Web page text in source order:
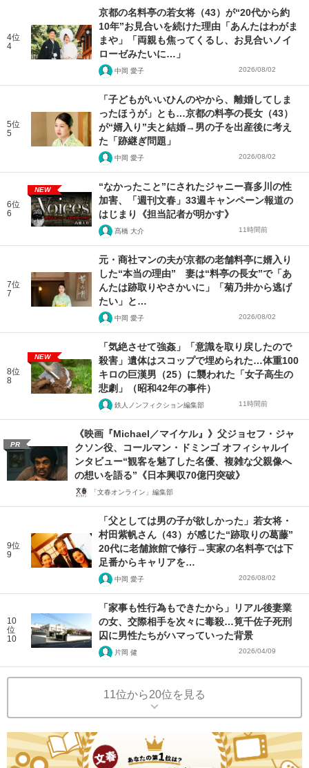
4位
4
京都の名料亭の若女将（43）が“20代から約
10年”お見合いを続けた理由「あんたはわがま
まや」「両親も焦ってくるし、お見合いノイ
ローゼみたいに…」
中岡 愛子 2026/08/02
5位
5
「子どもがいいひんのやから、離婚してしま
ったほうが」とも…京都の料亭の長女（43）
が“婿入り”夫と結婚→男の子を出産後に考え
た「跡継ぎ問題」
中岡 愛子 2026/08/02
6位
6
NEW
“なかったこと”にされたジャニー喜多川の性
加害、「週刊文春」33週キャンペーン報道の
はじまり《担当記者が明かす》
髙橋 大介 11時間前
7位
7
元・商社マンの夫が京都の老舗料亭に婿入り
した“本当の理由” 妻は“料亭の長女”で「あ
んたは跡取りやさかいに」「菊乃井から逃げ
たい」と…
中岡 愛子 2026/08/02
8位
8
NEW
「気絶させて強姦」「意識を取り戻したので
殺害」遺体はスコップで埋められた…体重100
キロの巨漢男（25）に襲われた「女子高生の
悲劇」（昭和42年の事件）
鉄人ノンフィクション編集部 11時間前
PR
《映画『Michael／マイケル』》父ジョセフ・ジャ
クソン役、コールマン・ドミンゴ オフィシャルイ
ンタビュー“観客を魅了した名優、複雑な父親像へ
の想いを語る”《日本興収70億円突破》
「文春オンライン」編集部
9位
9
「父としては男の子が欲しかった」若女将・
村田紫帆さん（43）が感じた“跡取りの葛藤”
20代に老舗旅館で修行→実家の名料亭では下
足番からキャリアを…
中岡 愛子 2026/08/02
10
位
10
「家事も性行為もできたから」リアル後妻業
の女、交際相手を次々に毒殺…筧千佐子死刑
囚に男性たちがハマっていった背景
片岡 健 2026/04/09
11位から20位を見る